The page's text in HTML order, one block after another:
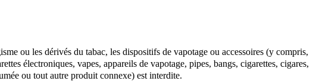
ou les dérivés du tabac, les dispositifs de vapotage ou accessoires (y compris,
électroniques, vapes, appareils de vapotage, pipes, bangs, cigarettes, cigares,
ou tout autre produit connexe) est interdite.